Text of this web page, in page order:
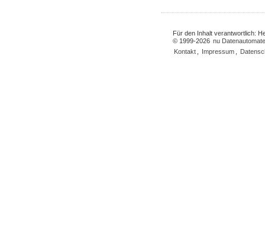
Für den Inhalt verantwortlich:
© 1999-2026 nu
Kontakt
Impressum